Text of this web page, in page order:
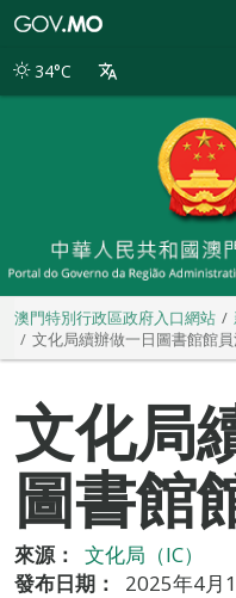
別
34°C
澳門特別行政區政府入口網站
文化局續辦做一日圖書館館
文化局
圖書館
來源：
文化局（IC）
發布日期：
2025年4月